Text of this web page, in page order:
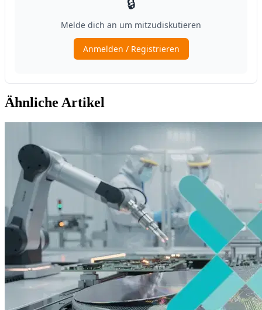
Ähnliche Artikel